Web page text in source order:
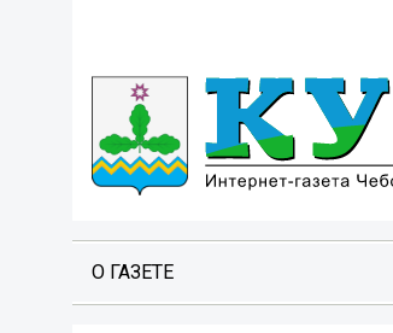
О ГАЗЕТЕ